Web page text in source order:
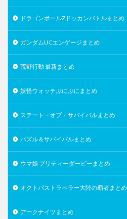
ドラゴンボールZドッカンバトルまとめ
ガンダムUCエンゲージまとめ
荒野行動 最新まとめ
妖怪ウォッチぷにぷにまとめ
ステート・オブ・サバイバルまとめ
パズル＆サバイバルまとめ
ウマ娘 プリティーダービーまとめ
オクトパストラベラー大陸の覇者まとめ
アークナイツまとめ